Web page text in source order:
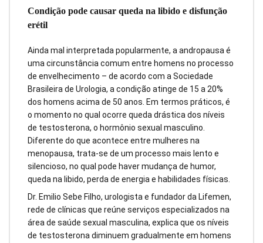
Condição pode causar queda na libido e disfunção
erétil
Ainda mal interpretada popularmente, a andropausa é
uma circunstância comum entre homens no processo
de envelhecimento – de acordo com a Sociedade
Brasileira de Urologia, a condição atinge de 15 a 20%
dos homens acima de 50 anos. Em termos práticos, é
o momento no qual ocorre queda drástica dos níveis
de testosterona, o hormônio sexual masculino.
Diferente do que acontece entre mulheres na
menopausa, trata-se de um processo mais lento e
silencioso, no qual pode haver mudança de humor,
queda na libido, perda de energia e habilidades físicas.
Dr. Emilio Sebe Filho, urologista e fundador da Lifemen,
rede de clínicas que reúne serviços especializados na
área de saúde sexual masculina, explica que os níveis
de testosterona diminuem gradualmente em homens